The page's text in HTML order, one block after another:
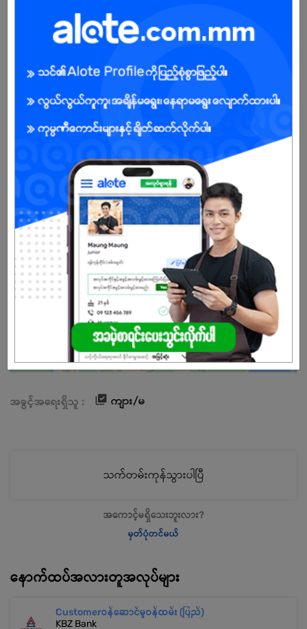
Microsoft Office (Word, Excel, PowerPoint) အသုံးပြုနိုင်ရမည်
Communication Skill ကောင်းမွန်ရမည်
Teamwork ဖြင့် လုပ်ကိုင်နိုင်ရမည်
Data Entry နှင့် Documentation ပိုင်း စိတ်ဝင်စားသူ ဖြစ်ရမည်
သင်ယူလိုစိတ်ရှိပြီး အလုပ်ပေါ် စိတ်အားထက်သန်သူ ဖြစ်ရမည်
Pressure များသော အလုပ်ပတ်ဝန်းကျင်တွင် လုပ်ကိုင်နိုင်ရမည်
အကျိုးအမြတ်
အခွင့်အရေးရှိသူ : ကျား/မ
သက်တမ်းကုန်သွားပါပြီ
အကောင့်မရှိသေးဘူးလား?
မှတ်ပုံတင်မယ်
နောက်ထပ်အလားတူအလုပ်များ
Customerဝန်ဆောင်မှုဝန်ထမ်း (ပြည်)
KBZ Bank